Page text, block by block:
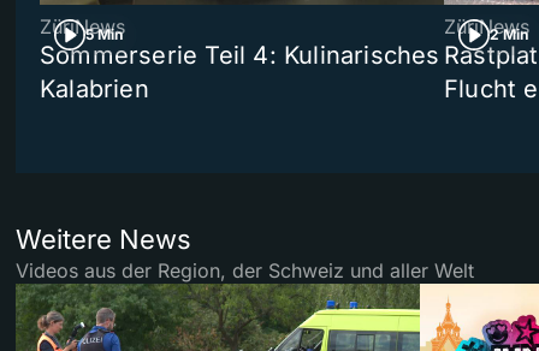
5 Min
ZüriNews
Sommerserie Teil 4: Kulinarisches
Kalabrien
2 Min
ZüriNews
Flucht
Weitere News
Videos aus der Region, der Schweiz und aller Welt